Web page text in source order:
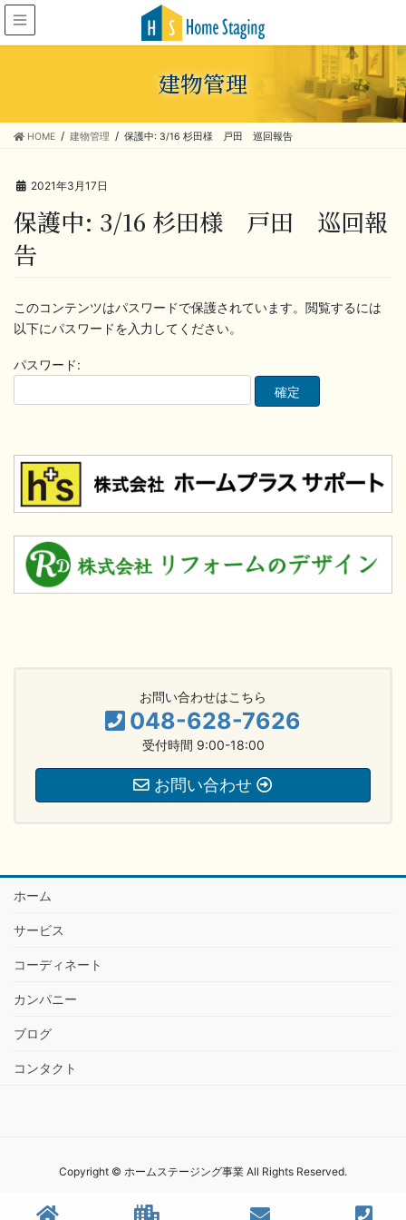
建物管理
HOME 建物管理 保護中: 3/16 杉田様 戸田 巡回報告
2021年3月17日
保護中: 3/16 杉田様 戸田 巡回報
告
このコンテンツはパスワードで保護されています。閲覧するには
以下にパスワードを入力してください。
パスワード:
お問い合わせはこちら
048-628-7626
受付時間 9:00-18:00
お問い合わせ
ホーム
サービス
コーディネート
カンパニー
ブログ
コンタクト
Copyright © ホームステージング事業 All Rights Reserved.